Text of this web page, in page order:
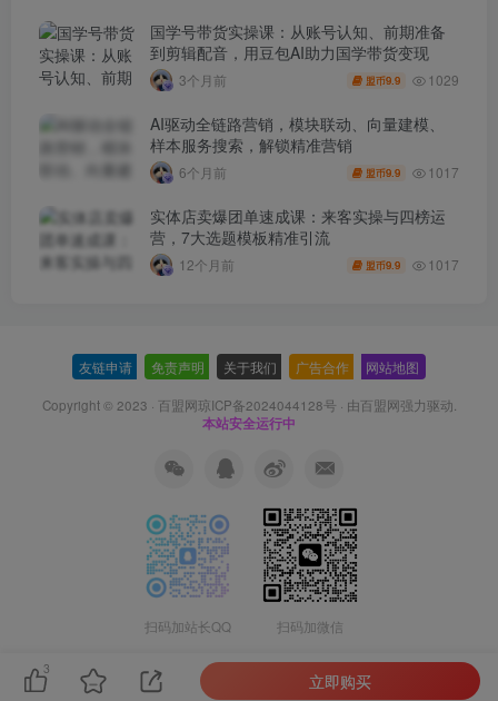
国学号带货实操课：从账号认知、前期准备
到剪辑配音，用豆包AI助力国学带货变现
3个月前 盟币9.9 1029
AI驱动全链路营销，模块联动、向量建模、
样本服务搜索，解锁精准营销
6个月前 盟币9.9 1017
实体店卖爆团单速成课：来客实操与四榜运
营，7大选题模板精准引流
12个月前 盟币9.9 1017
友链申请 免责声明 关于我们 广告合作 网站地图
Copyright © 2023 · 百盟网琼ICP备2024044128号 · 由百盟网强力驱动.
本站安全运行中
扫码加站长QQ 扫码加微信
3
立即购买